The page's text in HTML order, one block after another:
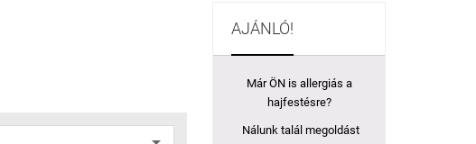
AJÁNLÓ!
Már ÖN is allergiás a
hajfestésre?
Nálunk talál megoldást